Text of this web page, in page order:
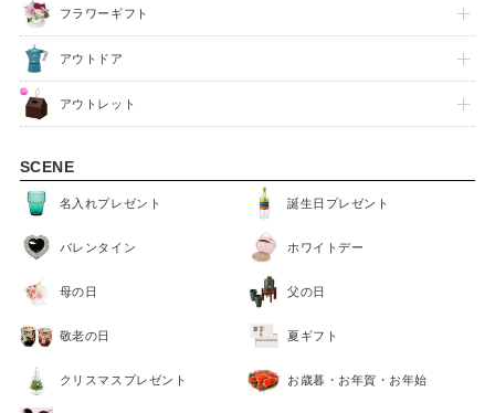
フラワーギフト
アウトドア
アウトレット
SCENE
名入れプレゼント 誕生日プレゼント
バレンタイン ホワイトデー
母の日 父の日
敬老の日 夏ギフト
クリスマスプレゼント お歳暮・お年賀・お年始